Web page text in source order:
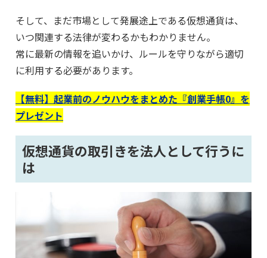
そして、まだ市場として発展途上である仮想通貨は、
いつ関連する法律が変わるかもわかりません。
常に最新の情報を追いかけ、ルールを守りながら適切
に利用する必要があります。
【無料】起業前のノウハウをまとめた『創業手帳0』を
プレゼント
仮想通貨の取引きを法人として行うに
は